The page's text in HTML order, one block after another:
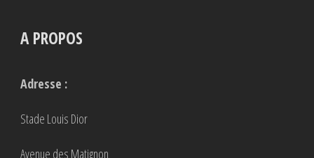
A PROPOS
Adresse :
Stade Louis Dior
Avenue des Matignon